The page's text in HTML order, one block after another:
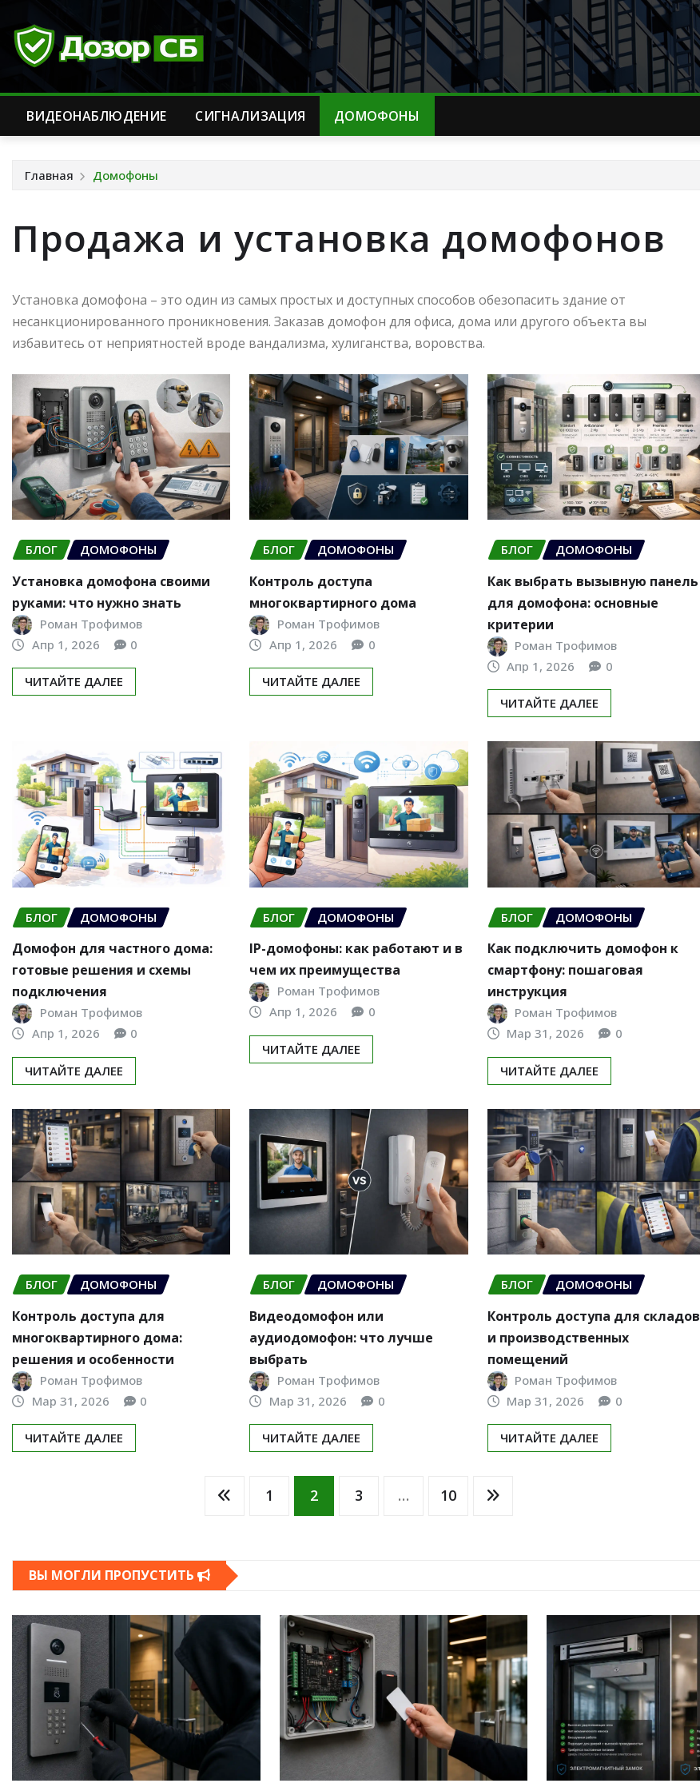
содержимому
ВИДЕОНАБЛЮДЕНИЕ CИГНАЛИЗАЦИЯ ДОМОФОНЫ
Главная Домофоны
Продажа и установка домофонов
Установка домофона – это один из самых простых и доступных способов обезопасить здание от
несанкционированного проникновения. Заказав домофон для офиса, дома или другого объекта вы
избавитесь от неприятностей вроде вандализма, хулиганства, воровства.
БЛОГ ДОМОФОНЫ
Установка домофона своими
руками: что нужно знать
Роман Трофимов
Апр 1, 2026
0
ЧИТАЙТЕ ДАЛЕЕ
БЛОГ ДОМОФОНЫ
Контроль доступа
многоквартирного дома
Роман Трофимов
Апр 1, 2026
0
ЧИТАЙТЕ ДАЛЕЕ
БЛОГ ДОМОФОНЫ
Как выбрать вызывную панель
для домофона: основные
критерии
Роман Трофимов
Апр 1, 2026
0
ЧИТАЙТЕ ДАЛЕЕ
БЛОГ ДОМОФОНЫ
Домофон для частного дома:
готовые решения и схемы
подключения
Роман Трофимов
Апр 1, 2026
0
ЧИТАЙТЕ ДАЛЕЕ
БЛОГ ДОМОФОНЫ
IP-домофоны: как работают и в
чем их преимущества
Роман Трофимов
Апр 1, 2026
0
ЧИТАЙТЕ ДАЛЕЕ
БЛОГ ДОМОФОНЫ
Как подключить домофон к
смартфону: пошаговая
инструкция
Роман Трофимов
Мар 31, 2026
0
ЧИТАЙТЕ ДАЛЕЕ
БЛОГ ДОМОФОНЫ
Контроль доступа для
многоквартирного дома:
решения и особенности
Роман Трофимов
Мар 31, 2026
0
ЧИТАЙТЕ ДАЛЕЕ
БЛОГ ДОМОФОНЫ
Видеодомофон или
аудиодомофон: что лучше
выбрать
Роман Трофимов
Мар 31, 2026
0
ЧИТАЙТЕ ДАЛЕЕ
БЛОГ ДОМОФОНЫ
Контроль доступа для складов
и производственных
помещений
Роман Трофимов
Мар 31, 2026
0
ЧИТАЙТЕ ДАЛЕЕ
1 2 3 … 10
ВЫ МОГЛИ ПРОПУСТИТЬ